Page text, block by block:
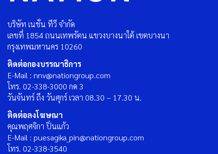
บริษัท เนชั่น ทีวี จำกัด
เลขที่ 1854 ถนนเทพรัตน แขวงบางนาใต้ เขตบางนา
กรุงเทพมหานคร 10260
ติดต่อกองบรรณาธิการ
E-Mail : nnv@nationgroup.com
โทร. 02-338-3000 กด 3
วันจันทร์ ถึง วันศุกร์ เวลา 08.30 – 17.30 น.
ติดต่อลงโฆษณา
คุณพฤศจิกา ปิ่นแก้ว
E-Mail : puesagika_pin@nationgroup.com
โทร. 02-338-3540